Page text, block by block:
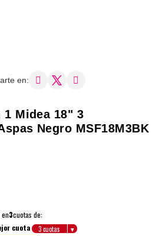
en:
Midea 18" 3
Negro MSF18M3BK
3cuotas de:
cuota